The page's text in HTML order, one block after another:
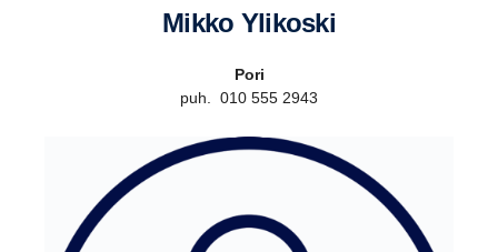
Mikko Ylikoski
Pori
puh. 010 555 2943